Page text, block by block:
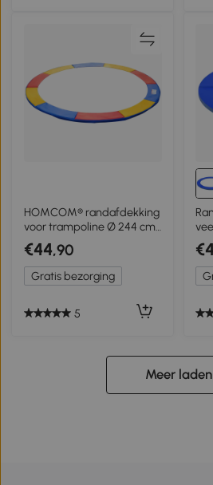
HOMCOM® randafdekking
voor trampoline Ø 244 cm
gekleurd veiligheidsnet
weerbestendig
€44,90
Gratis bezorging
5
cm
Meer laden